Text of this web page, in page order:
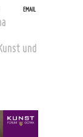
EMAIL
und